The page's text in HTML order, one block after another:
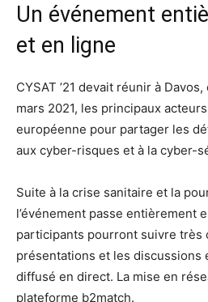
Un événement
et en ligne
CYSAT ’21 devait réunir à
mars 2021, les principaux
européenne pour partager les
aux cyber-risques et à la cyber-
Suite à la crise sanitaire et la
l’événement passe entièrement
participants pourront suivre très
présentations et les discussions
diffusé en direct. La mise en
plateforme b2match.